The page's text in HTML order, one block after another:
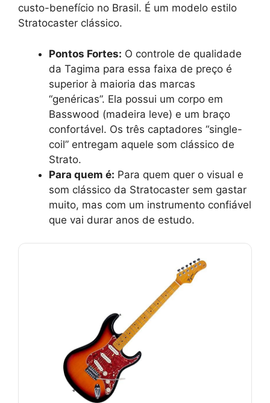
custo-benefício no Brasil. É um modelo estilo
Stratocaster clássico.
Pontos Fortes: O controle de qualidade
da Tagima para essa faixa de preço é
superior à maioria das marcas
“genéricas”. Ela possui um corpo em
Basswood (madeira leve) e um braço
confortável. Os três captadores “single-
coil” entregam aquele som clássico de
Strato.
Para quem é: Para quem quer o visual e
som clássico da Stratocaster sem gastar
muito, mas com um instrumento confiável
que vai durar anos de estudo.